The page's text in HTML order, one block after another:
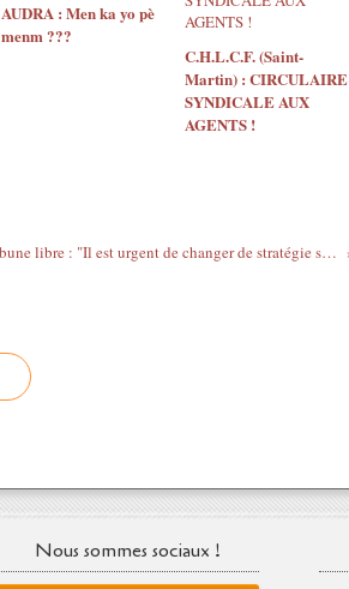
AUDRA : Men ka yo pè
menm ???
C.H.L.C.F. (Saint-
Martin) : CIRCULAIRE
SYNDICALE AUX
AGENTS !
Tribune libre : "Il est urgent de changer de stratégie sanitaire face à la Covid-19 "
Nous sommes sociaux !